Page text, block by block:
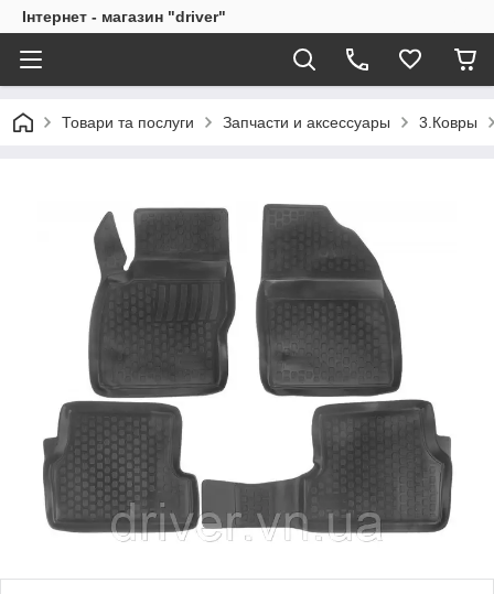
Інтернет - магазин "driver"
Товари та послуги Запчасти и аксессуары 3.Ковры